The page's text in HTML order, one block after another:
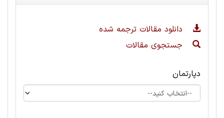
دانلود مقالات ترجمه شده
جستجوی مقالات
دپارتمان